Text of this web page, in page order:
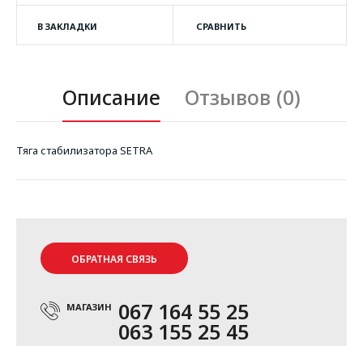
В ЗАКЛАДКИ СРАВНИТЬ
Описание Отзывов (0)
Тяга стабилизатора SETRA
ОБРАТНАЯ СВЯЗЬ
МАГАЗИН 067 164 55 25
063 155 25 45